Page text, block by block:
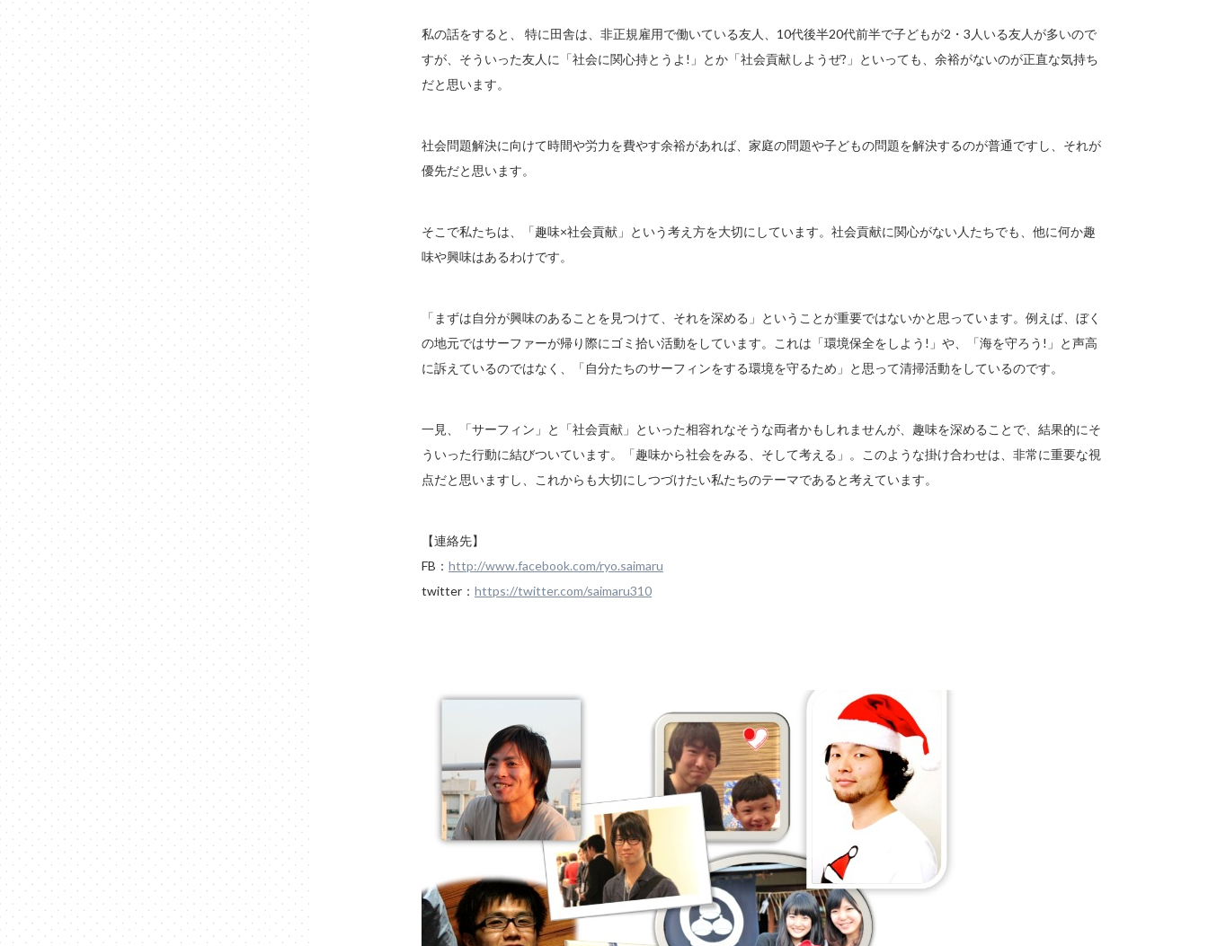
私の話をすると、 特に田舎は、非正規雇用で働いている友人、10代後半20代前半で子どもが2・3人いる友人が多いので
すが、そういった友人に「社会に関心持とうよ!」とか「社会貢献しようぜ?」といっても、余裕がないのが正直な気持ち
だと思います。
社会問題解決に向けて時間や労力を費やす余裕があれば、家庭の問題や子どもの問題を解決するのが普通ですし、それが
優先だと思います。
そこで私たちは、「趣味×社会貢献」という考え方を大切にしています。社会貢献に関心がない人たちでも、他に何か趣
味や興味はあるわけです。
「まずは自分が興味のあることを見つけて、それを深める」ということが重要ではないかと思っています。例えば、ぼく
の地元ではサーファーが帰り際にゴミ拾い活動をしています。これは「環境保全をしよう!」や、「海を守ろう!」と声高
に訴えているのではなく、「自分たちのサーフィンをする環境を守るため」と思って清掃活動をしているのです。
一見、「サーフィン」と「社会貢献」といった相容れなそうな両者かもしれませんが、趣味を深めることで、結果的にそ
ういった行動に結びついています。「趣味から社会をみる、そして考える」。このような掛け合わせは、非常に重要な視
点だと思いますし、これからも大切にしつづけたい私たちのテーマであると考えています。
【連絡先】
FB： http://www.facebook.com/ryo.saimaru
twitter： https://twitter.com/saimaru310